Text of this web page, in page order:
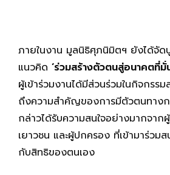
ภายในงาน มูลนิธิศุภนิมิตฯ ยังได้จัด
แนวคิด ‘ร่วมสร้างตัวตนสู่อนาคตที่มั่
ผู้เข้าร่วมงานได้มีส่วนร่วมในกิจกรร
ถึงความสำคัญของการมีตัวตนทาง
กล่าวได้รับความสนใจอย่างมากจาก
เยาวชน และผู้ปกครอง ที่เข้ามาร่วมส
กับสิทธิของตนเอง